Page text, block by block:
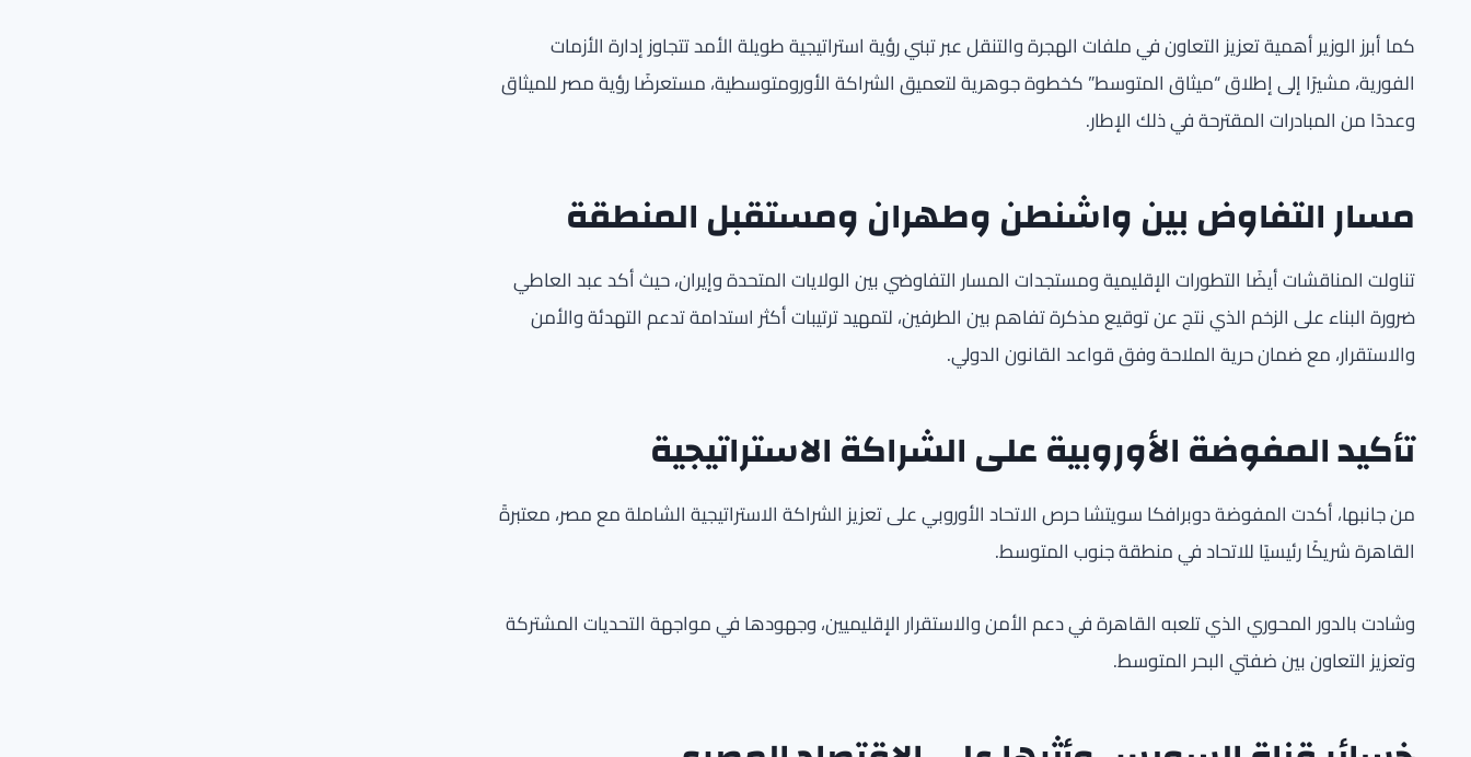
كما أبرز الوزير أهمية تعزيز التعاون في ملفات الهجرة والتنقل عبر تبني رؤية استراتيجية طويلة الأمد تتجاوز إدارة الأزمات
الفورية، مشيرًا إلى إطلاق “ميثاق المتوسط” كخطوة جوهرية لتعميق الشراكة الأورومتوسطية، مستعرضًا رؤية مصر للميثاق
وعددًا من المبادرات المقترحة في ذلك الإطار.
مسار التفاوض بين واشنطن وطهران ومستقبل المنطقة
تناولت المناقشات أيضًا التطورات الإقليمية ومستجدات المسار التفاوضي بين الولايات المتحدة وإيران، حيث أكد عبد العاطي
ضرورة البناء على الزخم الذي نتج عن توقيع مذكرة تفاهم بين الطرفين، لتمهيد ترتيبات أكثر استدامة تدعم التهدئة والأمن
والاستقرار، مع ضمان حرية الملاحة وفق قواعد القانون الدولي.
تأكيد المفوضة الأوروبية على الشراكة الاستراتيجية
من جانبها، أكدت المفوضة دوبرافكا سويتشا حرص الاتحاد الأوروبي على تعزيز الشراكة الاستراتيجية الشاملة مع مصر، معتبرةً
القاهرة شريكًا رئيسيًا للاتحاد في منطقة جنوب المتوسط.
وشادت بالدور المحوري الذي تلعبه القاهرة في دعم الأمن والاستقرار الإقليميين، وجهودها في مواجهة التحديات المشتركة
وتعزيز التعاون بين ضفتي البحر المتوسط.